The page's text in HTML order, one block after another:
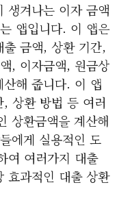
생겨나는 이자 금액
앱입니다. 이 앱은
금액, 상환 기간,
, 이자금액, 원금상
해 줍니다. 이 앱
상환 방법 등 여러
상환금액을 계산해
에게 실용적인 도
여 여러가지 대출
효과적인 대출 상환